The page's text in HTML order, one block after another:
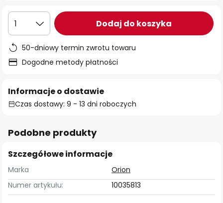
1 Dodaj do koszyka
50-dniowy termin zwrotu towaru
Dogodne metody płatności
Informacje o dostawie
Czas dostawy: 9 - 13 dni roboczych
Podobne produkty
Szczegółowe informacje
Marka
Orion
Numer artykułu:
10035813